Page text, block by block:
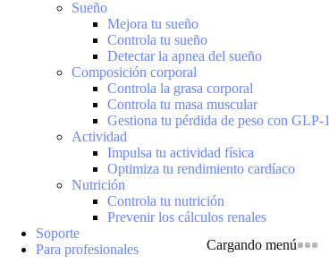
Cargando menú
Sueño
Mejora tu sueño
Controla tu sueño
Detectar la apnea del sueño
Composición corporal
Controla la grasa corporal
Controla tu masa muscular
Gestiona tu pérdida de peso con GLP-1
Actividad
Impulsa tu actividad física
Optimiza tu rendimiento cardíaco
Nutrición
Controla tu nutrición
Prevenir los cálculos renales
Soporte
Para profesionales